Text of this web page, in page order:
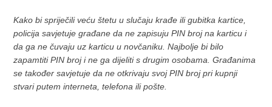
Kako bi spriječili veću štetu u slučaju krađe ili gubitka kartice,
policija savjetuje građane da ne zapisuju PIN broj na karticu i
da ga ne čuvaju uz karticu u novčaniku. Najbolje bi bilo
zapamtiti PIN broj i ne ga dijeliti s drugim osobama. Građanima
se također savjetuje da ne otkrivaju svoj PIN broj pri kupnji
stvari putem interneta, telefona ili pošte.